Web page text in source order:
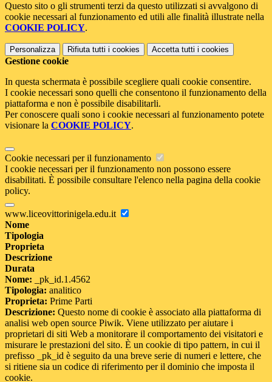
Questo sito o gli strumenti terzi da questo utilizzati si avvalgono di
cookie necessari al funzionamento ed utili alle finalità illustrate nella
COOKIE POLICY.
Personalizza Rifiuta tutti i cookies Accetta tutti i cookies
Gestione cookie
In questa schermata è possibile scegliere quali cookie consentire.
I cookie necessari sono quelli che consentono il funzionamento della
piattaforma e non è possibile disabilitarli.
Per conoscere quali sono i cookie necessari al funzionamento potete
visionare la COOKIE POLICY.
Cookie necessari per il funzionamento
I cookie necessari per il funzionamento non possono essere
disabilitati. È possibile consultare l'elenco nella pagina della cookie
policy.
www.liceovittorinigela.edu.it
Nome
Tipologia
Proprieta
Descrizione
Durata
Nome: _pk_id.1.4562
Tipologia: analitico
Proprieta: Prime Parti
Descrizione: Questo nome di cookie è associato alla piattaforma di
analisi web open source Piwik. Viene utilizzato per aiutare i
proprietari di siti Web a monitorare il comportamento dei visitatori e
misurare le prestazioni del sito. È un cookie di tipo pattern, in cui il
prefisso _pk_id è seguito da una breve serie di numeri e lettere, che
si ritiene sia un codice di riferimento per il dominio che imposta il
cookie.